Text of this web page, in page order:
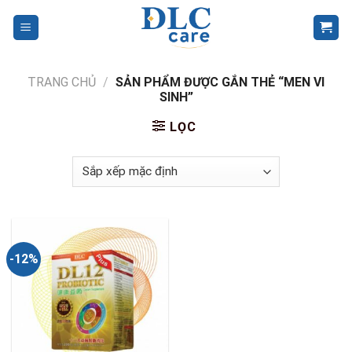
TRANG CHỦ / SẢN PHẨM ĐƯỢC GẮN THẺ “MEN VI
SINH”
LỌC
-12%